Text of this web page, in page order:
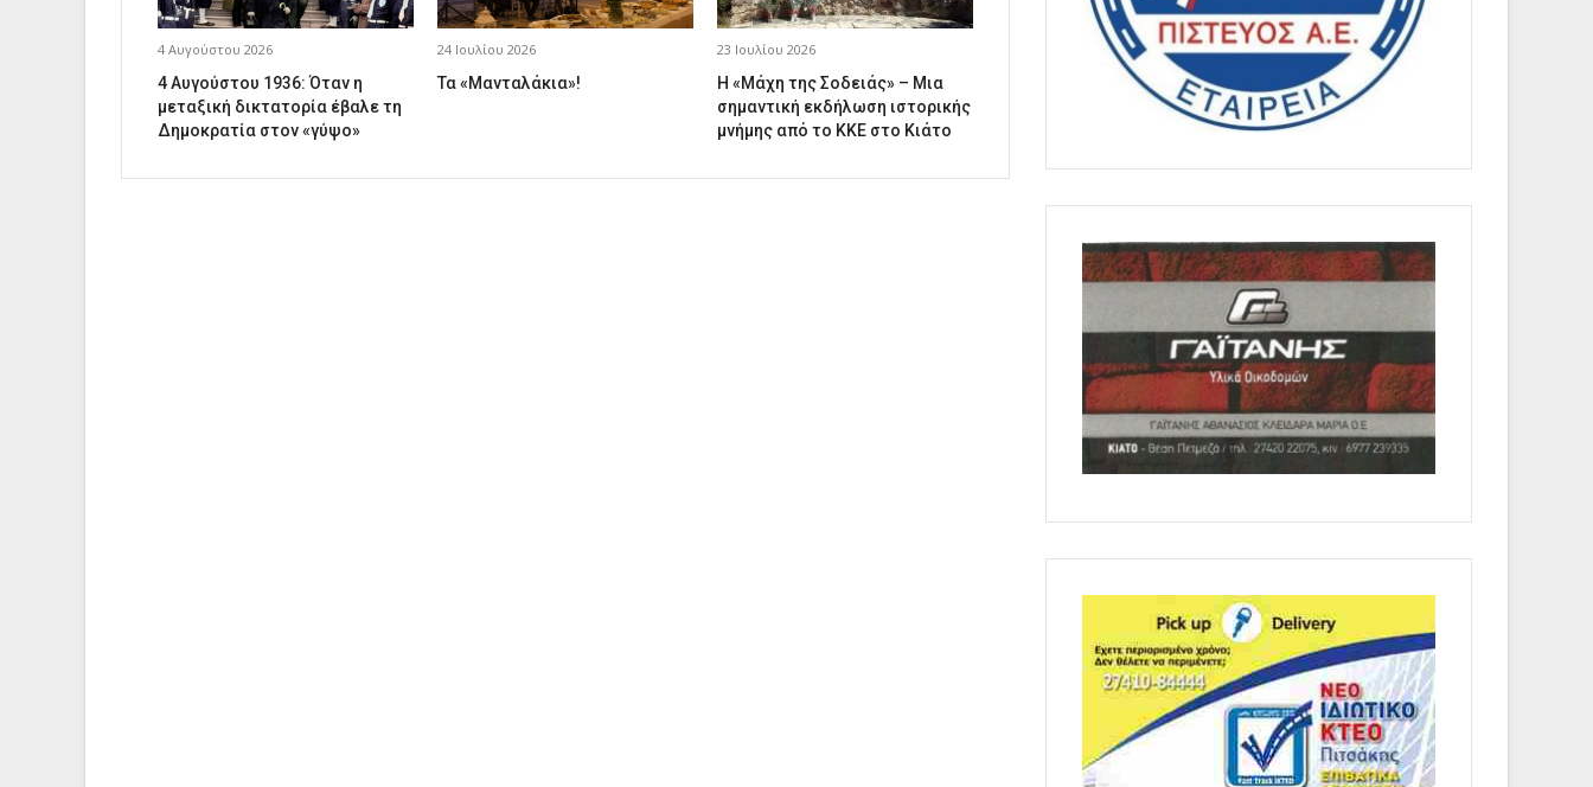
4 Αυγούστου 2026
4 Αυγούστου 1936: Όταν η
μεταξική δικτατορία έβαλε τη
Δημοκρατία στον «γύψο»
24 Ιουλίου 2026
Τα «Μανταλάκια»!
23 Ιουλίου 2026
Η «Μάχη της Σοδειάς» – Μια
σημαντική εκδήλωση ιστορικής
μνήμης από το ΚΚΕ στο Κιάτο